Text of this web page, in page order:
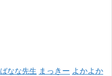
ばなな先生 まっきー よかよか